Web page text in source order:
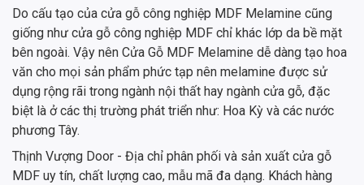
Do cấu tạo của cửa gỗ công nghiệp MDF Melamine cũng
giống như cửa gỗ công nghiệp MDF chỉ khác lớp da bề mặt
bên ngoài. Vậy nên Cửa Gỗ MDF Melamine dễ dàng tạo hoa
văn cho mọi sản phẩm phức tạp nên melamine được sử
dụng rộng rãi trong ngành nội thất hay ngành cửa gỗ, đặc
biệt là ở các thị trường phát triển như: Hoa Kỳ và các nước
phương Tây.
Thịnh Vượng Door - Địa chỉ phân phối và sản xuất cửa gỗ
MDF uy tín, chất lượng cao, mẫu mã đa dạng. Khách hàng